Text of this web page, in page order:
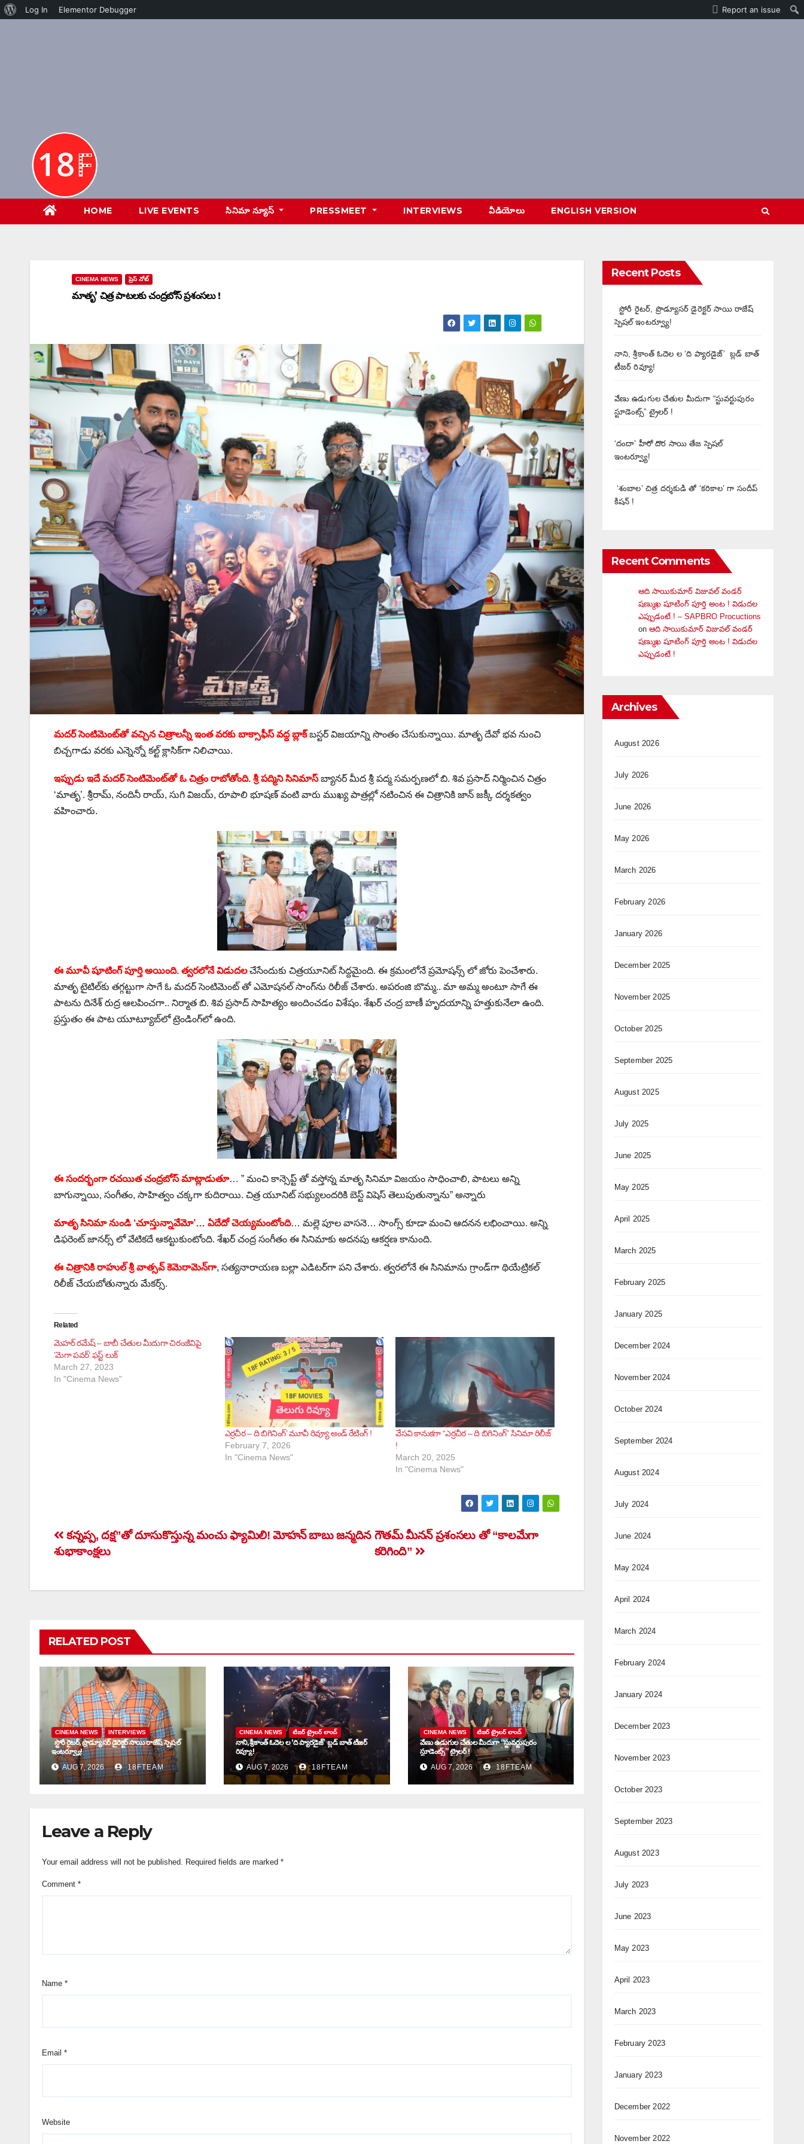
About
Log In Elementor Debugger Report an issue
HOME LIVE EVENTS సినిమా న్యూస్ PRESSMEET INTERVIEWS వీడియోలు ENGLISH VERSION
CINEMA NEWS ప్రెస్ నోట్
మాతృ’ చిత్ర పాటలకు చంద్రబోస్ ప్రశంసలు !
మదర్ సెంటిమెంట్‌తో వచ్చిన చిత్రాలన్నీ ఇంత వరకు బాక్సాఫీస్ వద్ద బ్లాక్బస్టర్ విజయాన్ని సొంతం చేసుకున్నాయి. మాతృ దేవో భవ నుంచి
బిచ్చగాడు వరకు ఎన్నెన్నో కల్ట్ క్లాసిక్‌గా నిలిచాయి.
ఇప్పుడు ఇదే మదర్ సెంటిమెంట్‌తో ఓ చిత్రం రాబోతోంది. శ్రీ పద్మిని సినిమాస్బ్యానర్ మీద శ్రీ పద్మ సమర్పణలో బి. శివ ప్రసాద్ నిర్మించిన చిత్రం
‘మాతృ’. శ్రీరామ్, నందినీ రాయ్, సుగి విజయ్, రూపాలి భూషణ్ వంటి వారు ముఖ్య పాత్రల్లో నటించిన ఈ చిత్రానికి జాన్ జక్కీ దర్శకత్వం
వహించారు.
ఈ మూవీ షూటింగ్ పూర్తి అయింది. త్వరలోనే విడుదలచేసేందుకు చిత్రయూనిట్ సిద్దమైంది. ఈ క్రమంలోనే ప్రమోషన్స్ లో జోరు పెంచేశారు.
మాతృ టైటిల్‌కు తగ్గట్టుగా సాగే ఓ మదర్ సెంటిమెంట్ తో ఎమోషనల్ సాంగ్‌ను రిలీజ్ చేశారు. అపరంజి బొమ్మ.. మా అమ్మ అంటూ సాగే ఈ
పాటను దినేశ్ రుద్ర ఆలపించగా.. నిర్మాత బి. శివ ప్రసాద్ సాహిత్యం అందించడం విశేషం. శేఖర్ చంద్ర బాణీ హృదయాన్ని హత్తుకునేలా ఉంది.
ప్రస్తుతం ఈ పాట యూట్యూబ్‌లో ట్రెండింగ్‌లో ఉంది.
ఈ సందర్భంగా రచయిత చంద్రబోస్ మాట్లాడుతూ… ” మంచి కాన్సెప్ట్ తో వస్తోన్న మాతృ సినిమా విజయం సాధించాలి, పాటలు అన్ని
బాగున్నాయి, సంగీతం, సాహిత్వం చక్కగా కుదిరాయి. చిత్ర యూనిట్ సభ్యులందరికి బెస్ట్ విషెస్ తెలుపుతున్నాను” అన్నారు
మాతృ సినిమా నుండి ‘చూస్తున్నావేమో’… ఏదేదో చెయ్యమంటోంది… మల్లె పూల వాసనె… సాంగ్స్ కూడా మంచి ఆదనన లభించాయి. అన్ని
డిఫరెంట్ జానర్స్ లో వేటికదే ఆకట్టుకుంటోంది. శేఖర్ చంద్ర సంగీతం ఈ సినిమాకు అదనపు ఆకర్షణ కానుంది.
ఈ చిత్రానికి రాహుల్ శ్రీ వాత్సవ్ కెమెరామెన్‌గా, సత్యనారాయణ బల్లా ఎడిటర్‌గా పని చేశారు. త్వరలోనే ఈ సినిమాను గ్రాండ్‌గా థియేట్రికల్
రిలీజ్ చేయబోతున్నారు మేకర్స్.
Related
మెహర్ రమేష్ – బాబీ చేతుల మీదుగా చిరంజీవిపై
‘మెగా పవర్’ ఫస్ట్ లుక్
March 27, 2023
In "Cinema News"
ఎర్రచీర – ది బిగినింగ్’ మూవీ రివ్యూ అండ్ రేటింగ్ !
February 7, 2026
In "Cinema News"
వేసవి కానుకగా “ఎర్రచీర – ది బిగినింగ్” సినిమా రిలీజ్‌
!
March 20, 2025
In "Cinema News"
Post
navigation
గౌతమ్ మీనన్ ప్రశంసలు తో “కాలమేగా
కరిగింది”
కన్నప్ప, దక్ష”తో దూసుకొస్తున్న మంచు ఫ్యామిలి! మోహన్ బాబు జన్మదిన
శుభాకాంక్షలు
RELATED POST
CINEMA NEWS INTERVIEWS
స్టోరీ రైటర్, ప్రొడ్యూసర్ డైరెక్టర్ సాయి రాజేష్ స్పెషల్
ఇంటర్వ్యూ!
AUG 7, 2026 18FTEAM
CINEMA NEWS టిజర్ ట్రైలర్ లాంచ్
నాని, శ్రీకాంత్ ఓదెల ల ‘ది ప్యారడైజ్’ బ్లడ్ బాత్ టీజర్
రివ్యూ!
AUG 7, 2026 18FTEAM
CINEMA NEWS టిజర్ ట్రైలర్ లాంచ్
వేణు ఉడుగుల చేతుల మీదుగా “స్టువర్టుపురం
స్టూడెంట్స్” ట్రైలర్ !
AUG 7, 2026 18FTEAM
Leave a Reply
Your email address will not be published. Required fields are marked *
Comment *
Name *
Email *
Website
Recent Posts
స్టోరీ రైటర్, ప్రొడ్యూసర్ డైరెక్టర్ సాయి రాజేష్
స్పెషల్ ఇంటర్వ్యూ!
నాని, శ్రీకాంత్ ఓదెల ల ‘ది ప్యారడైజ్’ బ్లడ్ బాత్
టీజర్ రివ్యూ!
వేణు ఉడుగుల చేతుల మీదుగా “స్టువర్టుపురం
స్టూడెంట్స్” ట్రైలర్ !
‘దందా’ హీరో దొర సాయి తేజ స్పెషల్
ఇంటర్వ్యూ!
‘శంబాల’ చిత్ర దర్శకుడి తో ‘కరికాల’ గా సందీప్
కిషన్ !
Recent Comments
ఆది సాయికుమార్ విజువ‌ల్ వండ‌ర్
ష‌ణ్ముఖ షూటింగ్ పూర్తి అంట ! విడుదల
ఎప్పుడంటే ! – SAPBRO Procuctions
on ఆది సాయికుమార్ విజువ‌ల్ వండ‌ర్
ష‌ణ్ముఖ షూటింగ్ పూర్తి అంట ! విడుదల
ఎప్పుడంటే !
Archives
August 2026
July 2026
June 2026
May 2026
March 2026
February 2026
January 2026
December 2025
November 2025
October 2025
September 2025
August 2025
July 2025
June 2025
May 2025
April 2025
March 2025
February 2025
January 2025
December 2024
November 2024
October 2024
September 2024
August 2024
July 2024
June 2024
May 2024
April 2024
March 2024
February 2024
January 2024
December 2023
November 2023
October 2023
September 2023
August 2023
July 2023
June 2023
May 2023
April 2023
March 2023
February 2023
January 2023
December 2022
November 2022